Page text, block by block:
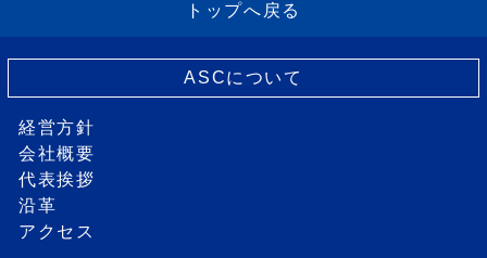
トップへ戻る
ASCについて
経営方針
会社概要
代表挨拶
沿革
アクセス